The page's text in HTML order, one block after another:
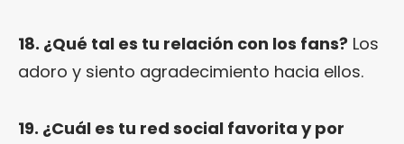
18. ¿Qué tal es tu relación con los fans? Los
adoro y siento agradecimiento hacia ellos.
19. ¿Cuál es tu red social favorita y por